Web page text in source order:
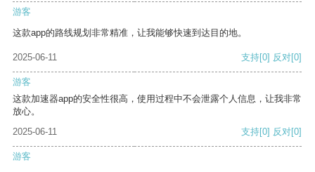
游客
这款app的路线规划非常精准，让我能够快速到达目的地。
2025-06-11 支持[0] 反对[0]
游客
这款加速器app的安全性很高，使用过程中不会泄露个人信息，让我非常
放心。
2025-06-11
支持[0] 反对[0]
游客